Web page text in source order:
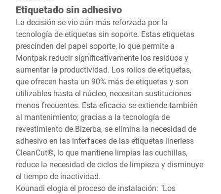
Etiquetado sin adhesivo
La decisión se vio aún más reforzada por la
tecnología de etiquetas sin soporte. Estas etiquetas
prescinden del papel soporte, lo que permite a
Montpak reducir significativamente los residuos y
aumentar la productividad. Los rollos de etiquetas,
que ofrecen hasta un 90% más de etiquetas y son
utilizables hasta el núcleo, necesitan sustituciones
menos frecuentes. Esta eficacia se extiende también
al mantenimiento; gracias a la tecnología de
revestimiento de Bizerba, se elimina la necesidad de
adhesivo en las interfaces de las etiquetas linerless
CleanCut®, lo que mantiene limpias las cuchillas,
reduce la necesidad de ciclos de limpieza y disminuye
el tiempo de inactividad.
Kounadi elogia el proceso de instalación: "Los